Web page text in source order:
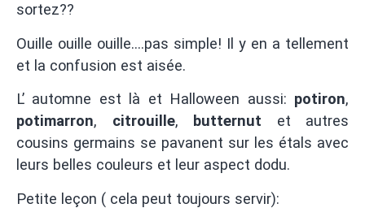
sortez??
Ouille ouille ouille….pas simple! Il y en a tellement
et la confusion est aisée.
L’ automne est là et Halloween aussi: potiron,
potimarron, citrouille, butternut et autres
cousins germains se pavanent sur les étals avec
leurs belles couleurs et leur aspect dodu.
Petite leçon ( cela peut toujours servir):